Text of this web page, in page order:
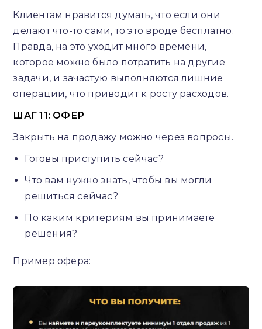
Клиентам нравится думать, что если они
делают что-то сами, то это вроде бесплатно.
Правда, на это уходит много времени,
которое можно было потратить на другие
задачи, и зачастую выполняются лишние
операции, что приводит к росту расходов.
ШАГ 11: ОФЕР
Закрыть на продажу можно через вопросы.
Готовы приступить сейчас?
Что вам нужно знать, чтобы вы могли
решиться сейчас?
По каким критериям вы принимаете
решения?
Пример офера: